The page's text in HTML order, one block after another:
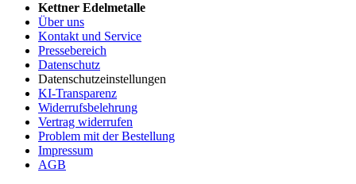
Kettner Edelmetalle
Über uns
Kontakt und Service
Pressebereich
Datenschutz
Datenschutzeinstellungen
KI-Transparenz
Widerrufsbelehrung
Vertrag widerrufen
Problem mit der Bestellung
Impressum
AGB